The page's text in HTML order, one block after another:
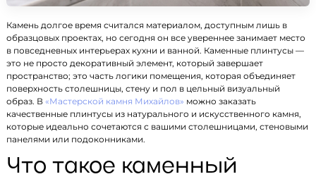
Камень долгое время считался материалом, доступным лишь в
образцовых проектах, но сегодня он все увереннее занимает место
в повседневных интерьерах кухни и ванной. Каменные плинтусы —
это не просто декоративный элемент, который завершает
пространство; это часть логики помещения, которая объединяет
поверхность столешницы, стену и пол в цельный визуальный
образ. В «Мастерской камня Михайлов» можно заказать
качественные плинтусы из натурального и искусственного камня,
которые идеально сочетаются с вашими столешницами, стеновыми
панелями или подоконниками.
Что такое каменный